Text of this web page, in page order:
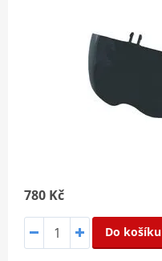
780 Kč
Do košíku